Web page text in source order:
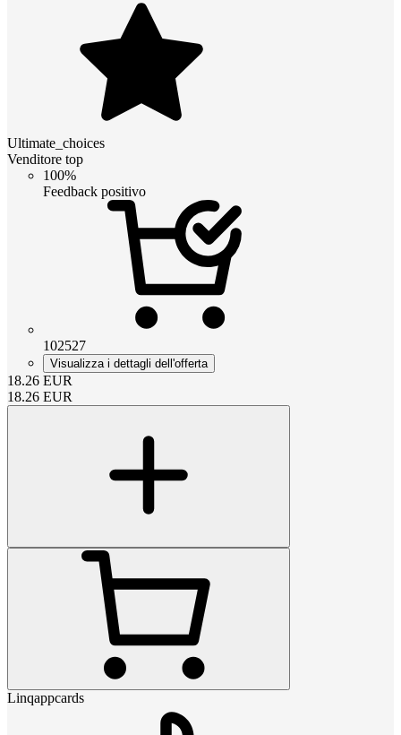
Ultimate_choices
Venditore top
100%
Feedback positivo
102527
Visualizza i dettagli dell'offerta
18.26 EUR
18.26 EUR
Linqappcards